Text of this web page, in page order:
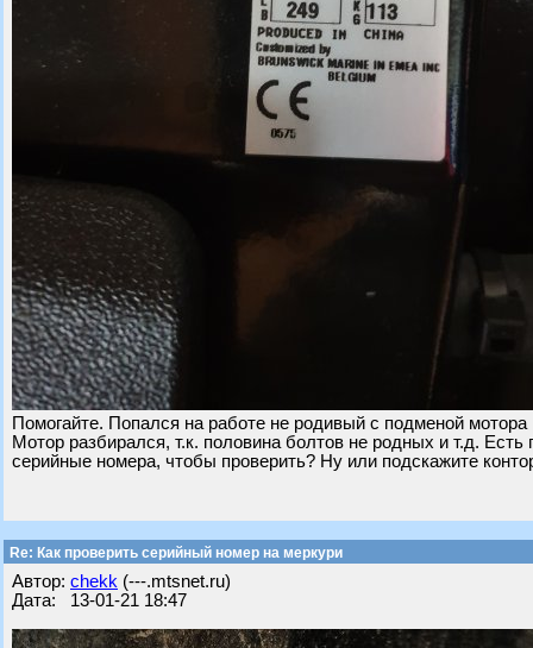
Помогайте. Попался на работе не родивый с подменой
Мотор разбирался, т.к. половина болтов не родных и т.д.
серийные номера, чтобы проверить? Ну или подскажите
Re: Как проверить серийный номер на меркури
Автор: chekk (---.mtsnet.ru)
Дата: 13-01-21 18:47